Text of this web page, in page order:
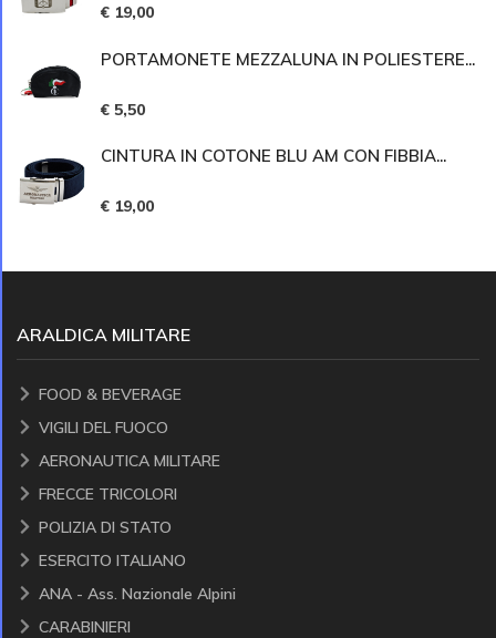
€ 19,00
PORTAMONETE MEZZALUNA IN POLIESTERE...
€ 5,50
CINTURA IN COTONE BLU AM CON FIBBIA...
€ 19,00
ARALDICA MILITARE
FOOD & BEVERAGE
VIGILI DEL FUOCO
AERONAUTICA MILITARE
FRECCE TRICOLORI
POLIZIA DI STATO
ESERCITO ITALIANO
ANA - Ass. Nazionale Alpini
CARABINIERI